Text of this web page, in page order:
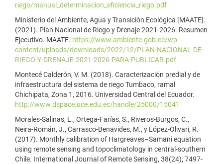
riego/manual_determinacion_eficiencia_riego.pdf
Ministerio del Ambiente, Agua y Transición Ecológica [MAATE].
(2021). Plan Nacional de Riego y Drenaje 2021-2026. Resumen
Ejecutivo. MAATE. https://www.ambiente.gob.ec/wp-
content/uploads/downloads/2022/12/PLAN-NACIONAL-DE-
RIEGO-Y-DRENAJE-2021-2026-PARA-PUBLICAR.pdf
Montecé Calderón, V. M. (2018). Caracterización predial y de
infraestructura del sistema de riego Tumbaco, ramal
Chichipata, Zona 1, 2016. Universidad Central del Ecuador.
http://www.dspace.uce.edu.ec/handle/25000/15041
Morales-Salinas, L., Ortega-Farías, S., Riveros-Burgos, C.,
Neira-Román, J., Carrasco-Benavides, M., y López-Olivari, R.
(2017). Monthly calibration of Hargreaves–Samani equation
using remote sensing and topoclimatology in central-southern
Chile. International Journal of Remote Sensing, 38(24), 7497-